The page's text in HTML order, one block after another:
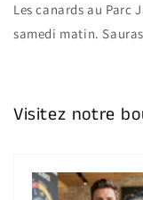
Les canards au Parc
samedi matin.
Visitez notre